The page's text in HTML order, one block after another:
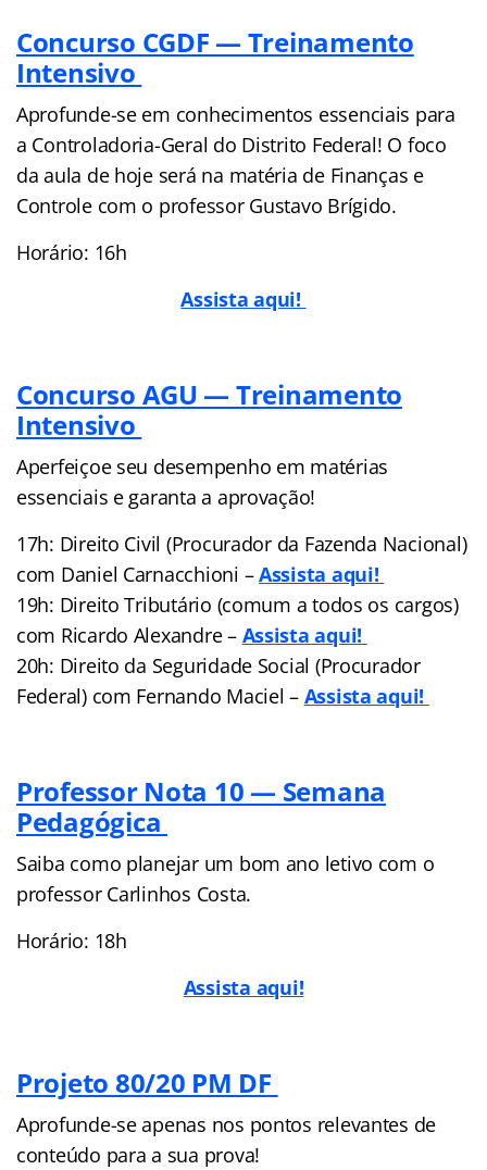
Concurso CGDF — Treinamento
Intensivo
Aprofunde-se em conhecimentos essenciais para
a Controladoria-Geral do Distrito Federal! O foco
da aula de hoje será na matéria de Finanças e
Controle com o professor Gustavo Brígido.
Horário: 16h
Assista aqui!
Concurso AGU — Treinamento
Intensivo
Aperfeiçoe seu desempenho em matérias
essenciais e garanta a aprovação!
17h: Direito Civil (Procurador da Fazenda Nacional)
com Daniel Carnacchioni –Assista aqui!
19h: Direito Tributário (comum a todos os cargos)
com Ricardo Alexandre – Assista aqui!
20h: Direito da Seguridade Social (Procurador
Federal) com Fernando Maciel – Assista aqui!
Professor Nota 10 — Semana
Pedagógica
Saiba como planejar um bom ano letivo com o
professor Carlinhos Costa.
Horário: 18h
Assista aqui!
Projeto 80/20 PM DF
Aprofunde-se apenas nos pontos relevantes de
conteúdo para a sua prova!